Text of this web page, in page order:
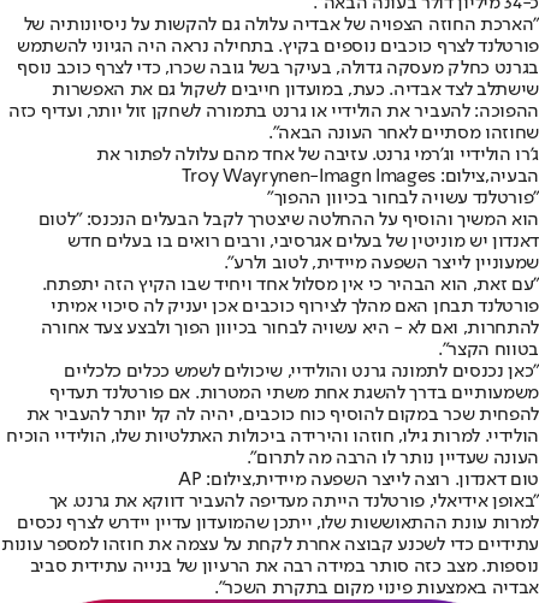
"הארכת החוזה הצפויה של אבדיה עלולה גם להקשות על ניסיונותיה של
פורטלנד לצרף כוכבים נוספים בקיץ. בתחילה נראה היה הגיוני להשתמש
בגרנט כחלק מעסקה גדולה, בעיקר בשל גובה שכרו, כדי לצרף כוכב נוסף
שישתלב לצד אבדיה. כעת, במועדון חייבים לשקול גם את האפשרות
ההפוכה: להעביר את הולידיי או גרנט בתמורה לשחקן זול יותר, ועדיף כזה
שחוזהו מסתיים לאחר העונה הבאה".
ג'רו הולידיי וג'רמי גרנט. עזיבה של אחד מהם עלולה לפתור את
הבעיה,צילום: Troy Wayrynen-Imagn Images
"פורטלנד עשויה לבחור בכיוון ההפוך"
הוא המשיך והוסיף על ההחלטה שיצטרך לקבל הבעלים הנכנס: "לטום
דאנדון יש מוניטין של בעלים אגרסיבי, ורבים רואים בו בעלים חדש
שמעוניין לייצר השפעה מיידית, לטוב ולרע".
"עם זאת, הוא הבהיר כי אין מסלול אחד ויחיד שבו הקיץ הזה יתפתח.
פורטלנד תבחן האם מהלך לצירוף כוכבים אכן יעניק לה סיכוי אמיתי
להתחרות, ואם לא - היא עשויה לבחור בכיוון הפוך ולבצע צעד אחורה
בטווח הקצר".
"כאן נכנסים לתמונה גרנט והולידיי, שיכולים לשמש ככלים כלכליים
משמעותיים בדרך להשגת אחת משתי המטרות. אם פורטלנד תעדיף
להפחית שכר במקום להוסיף כוח כוכבים, יהיה לה קל יותר להעביר את
הולידיי. למרות גילו, חוזהו והירידה ביכולות האתלטיות שלו, הולידיי הוכיח
העונה שעדיין נותר לו הרבה מה לתרום".
טום דאנדון. רוצה לייצר השפעה מיידית,צילום: AP
"באופן אידיאלי, פורטלנד הייתה מעדיפה להעביר דווקא את גרנט. אך
למרות עונת ההתאוששות שלו, ייתכן שהמועדון עדיין יידרש לצרף נכסים
עתידיים כדי לשכנע קבוצה אחרת לקחת על עצמה את חוזהו למספר עונות
נוספות. מצב כזה סותר במידה רבה את הרעיון של בנייה עתידית סביב
אבדיה באמצעות פינוי מקום בתקרת השכר".